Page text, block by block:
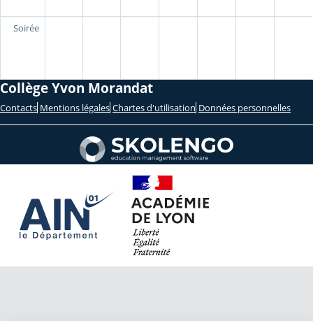
Soirée
Collège Yvon Morandat
Contacts Mentions légales Chartes d'utilisation Données personnelles